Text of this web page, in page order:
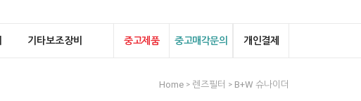
기타보조장비 중고제품 중고매각문의 개인결제
Home > 렌즈필터 > B+W 슈나이더